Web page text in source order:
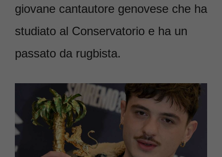
giovane cantautore genovese che ha
studiato al Conservatorio e ha un
passato da rugbista.